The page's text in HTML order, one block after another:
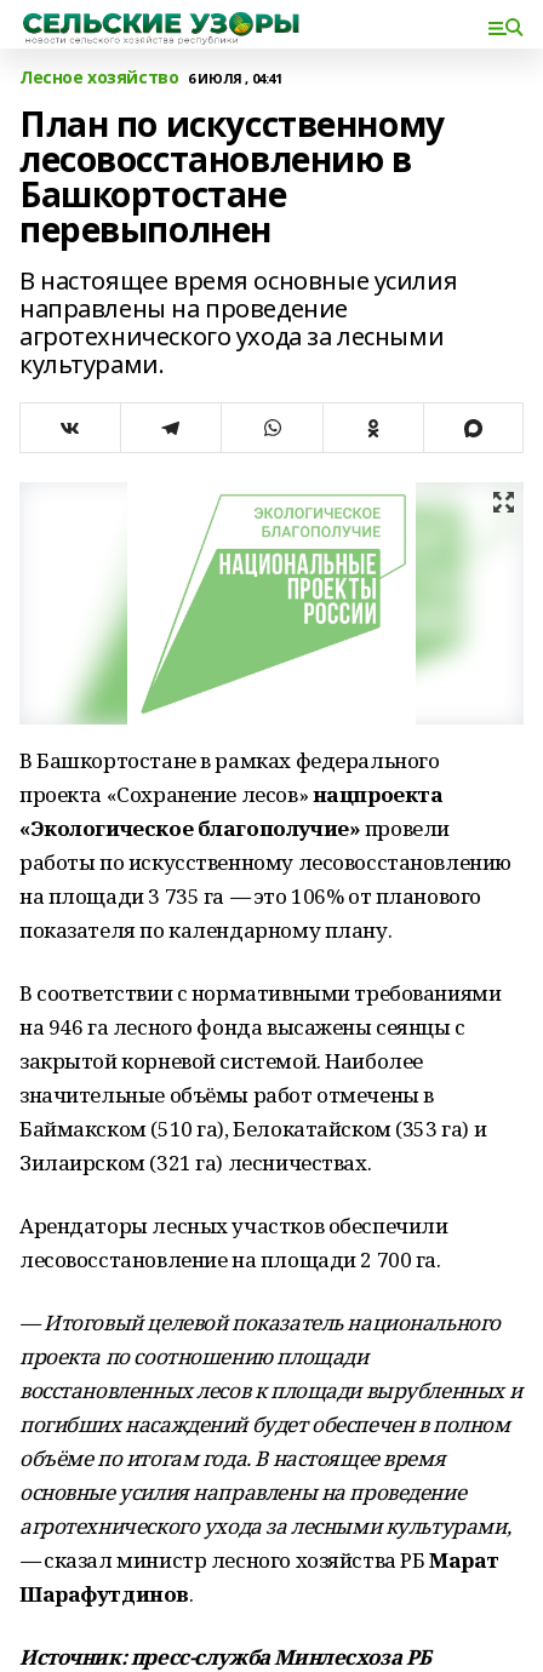
Лесное хозяйство 6 ИЮЛЯ , 04:41
План по искусственному
лесовосстановлению в
Башкортостане
перевыполнен
В настоящее время основные усилия
направлены на проведение
агротехнического ухода за лесными
культурами.
В Башкортостане в рамках федерального
проекта «Сохранение лесов»нацпроекта
«Экологическое благополучие»провели
работы по искусственному лесовосстановлению
на площади 3 735 га —это 106% от планового
показателя по календарному плану.
В соответствии с нормативными требованиями
на 946 га лесного фонда высажены сеянцы с
закрытой корневой системой. Наиболее
значительные объёмы работ отмечены в
Баймакском (510 га), Белокатайском (353 га) и
Зилаирском (321 га) лесничествах.
Арендаторы лесных участков обеспечили
лесовосстановление на площади 2 700 га.
— Итоговый целевой показатель национального
проекта по соотношению площади
восстановленных лесов к площади вырубленных и
погибших насаждений будет обеспечен в полном
объёме по итогам года. В настоящее время
основные усилия направлены на проведение
агротехнического ухода за лесными культурами,
—сказал министр лесного хозяйства РБМарат
Шарафутдинов.
Источник: пресс-служба Минлесхоза РБ